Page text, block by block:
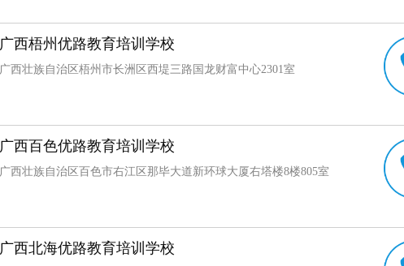
广西梧州优路教育培训学校
广西壮族自治区梧州市长洲区西堤三路国龙财富中心2301室
广西百色优路教育培训学校
广西壮族自治区百色市右江区那毕大道新环球大厦右塔楼8楼805室
广西北海优路教育培训学校